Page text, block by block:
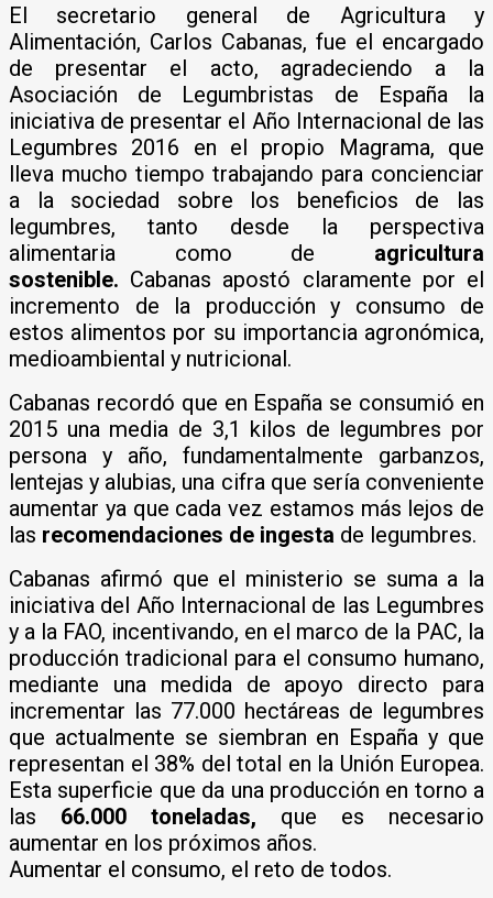
El secretario general de Agricultura y
Alimentación, Carlos Cabanas, fue el encargado
de presentar el acto, agradeciendo a la
Asociación de Legumbristas de España la
iniciativa de presentar el Año Internacional de las
Legumbres 2016 en el propio Magrama, que
lleva mucho tiempo trabajando para concienciar
a la sociedad sobre los beneficios de las
legumbres, tanto desde la perspectiva
alimentaria como de agricultura
sostenible. Cabanas apostó claramente por el
incremento de la producción y consumo de
estos alimentos por su importancia agronómica,
medioambiental y nutricional.
Cabanas recordó que en España se consumió en
2015 una media de 3,1 kilos de legumbres por
persona y año, fundamentalmente garbanzos,
lentejas y alubias, una cifra que sería conveniente
aumentar ya que cada vez estamos más lejos de
las recomendaciones de ingesta de legumbres.
Cabanas afirmó que el ministerio se suma a la
iniciativa del Año Internacional de las Legumbres
y a la FAO, incentivando, en el marco de la PAC, la
producción tradicional para el consumo humano,
mediante una medida de apoyo directo para
incrementar las 77.000 hectáreas de legumbres
que actualmente se siembran en España y que
representan el 38% del total en la Unión Europea.
Esta superficie que da una producción en torno a
las 66.000 toneladas, que es necesario
aumentar en los próximos años.
Aumentar el consumo, el reto de todos.